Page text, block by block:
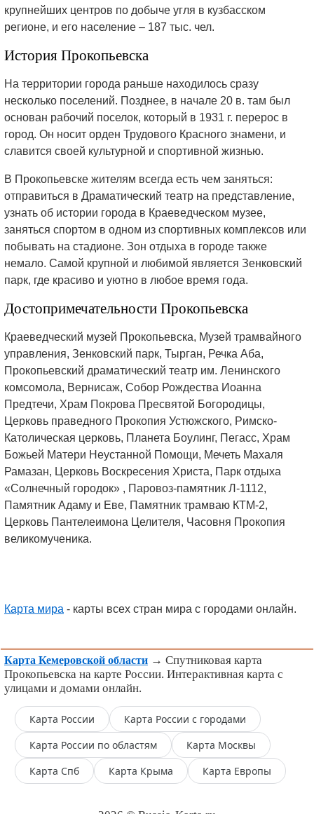
крупнейших центров по добыче угля в кузбасском
регионе, и его население – 187 тыс. чел.
История Прокопьевска
На территории города раньше находилось сразу
несколько поселений. Позднее, в начале 20 в. там был
основан рабочий поселок, который в 1931 г. перерос в
город. Он носит орден Трудового Красного знамени, и
славится своей культурной и спортивной жизнью.
В Прокопьевске жителям всегда есть чем заняться:
отправиться в Драматический театр на представление,
узнать об истории города в Краеведческом музее,
заняться спортом в одном из спортивных комплексов или
побывать на стадионе. Зон отдыха в городе также
немало. Самой крупной и любимой является Зенковский
парк, где красиво и уютно в любое время года.
Достопримечательности Прокопьевска
Краеведческий музей Прокопьевска, Музей трамвайного
управления, Зенковский парк, Тырган, Речка Аба,
Прокопьевский драматический театр им. Ленинского
комсомола, Вернисаж, Собор Рождества Иоанна
Предтечи, Храм Покрова Пресвятой Богородицы,
Церковь праведного Прокопия Устюжского, Римско-
Католическая церковь, Планета Боулинг, Пегасс, Храм
Божьей Матери Неустанной Помощи, Мечеть Махаля
Рамазан, Церковь Воскресения Христа, Парк отдыха
«Солнечный городок» , Паровоз-памятник Л-1112,
Памятник Адаму и Еве, Памятник трамваю КТМ-2,
Церковь Пантелеимона Целителя, Часовня Прокопия
великомученика.
Карта мира - карты всех стран мира с городами онлайн.
Карта Кемеровской области → Спутниковая карта
Прокопьевска на карте России. Интерактивная карта с
улицами и домами онлайн.
Карта России
Карта России с городами
Карта России по областям
Карта Москвы
Карта Спб
Карта Крыма Карта Европы